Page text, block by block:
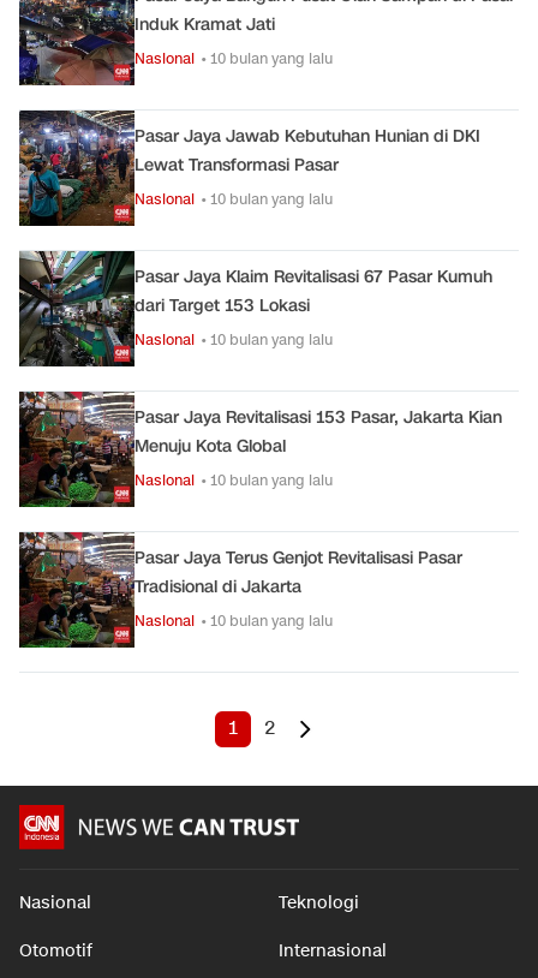
Induk Kramat Jati
Nasional • 10 bulan yang lalu
Pasar Jaya Jawab Kebutuhan Hunian di DKI
Lewat Transformasi Pasar
Nasional • 10 bulan yang lalu
Pasar Jaya Klaim Revitalisasi 67 Pasar Kumuh
dari Target 153 Lokasi
Nasional • 10 bulan yang lalu
Pasar Jaya Revitalisasi 153 Pasar, Jakarta Kian
Menuju Kota Global
Nasional • 10 bulan yang lalu
Pasar Jaya Terus Genjot Revitalisasi Pasar
Tradisional di Jakarta
Nasional • 10 bulan yang lalu
1 2
Nasional Teknologi
Otomotif Internasional